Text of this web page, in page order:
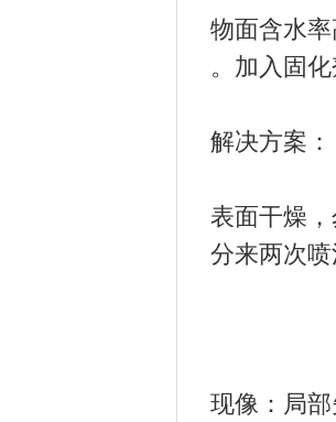
物面含水
。加入固
解决方案：
表面干燥
分来两次
现像：局